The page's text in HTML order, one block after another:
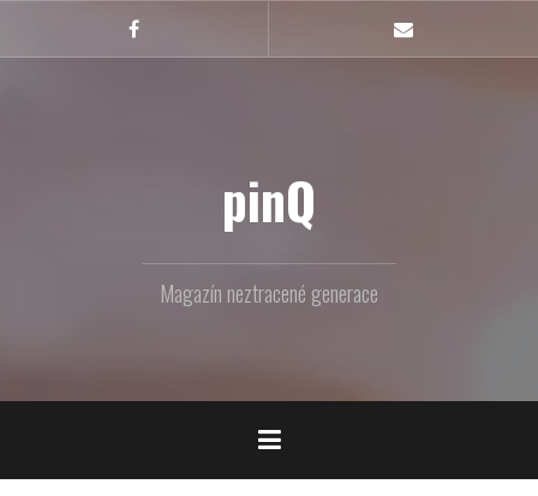
pinQ
Magazín neztracené generace